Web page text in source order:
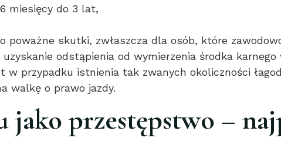
miesięcy do 3 lat,
poważne skutki, zwłaszcza dla osób, które
odstąpienia od wymierzenia środka
w przypadku istnienia tak zwanych okoliczności
walkę o prawo jazdy.
jako przestępstwo –